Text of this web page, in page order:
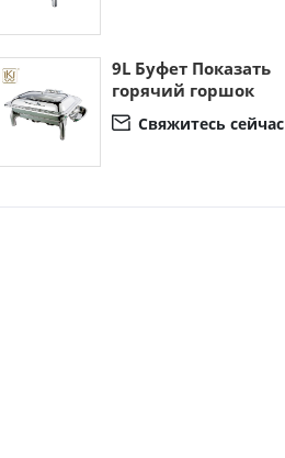
9L Буфет Показать
горячий горшок
 Свяжитесь сейчас